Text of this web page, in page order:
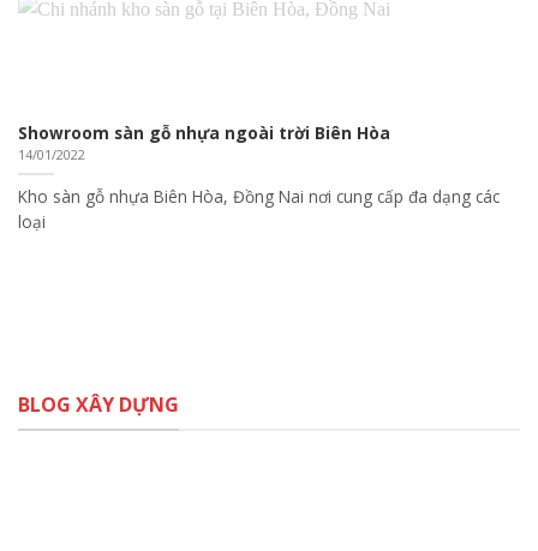
Showroom sàn gỗ nhựa ngoài trời Biên Hòa
14/01/2022
Kho sàn gỗ nhựa Biên Hòa, Đồng Nai nơi cung cấp đa dạng các
loại
BLOG XÂY DỰNG